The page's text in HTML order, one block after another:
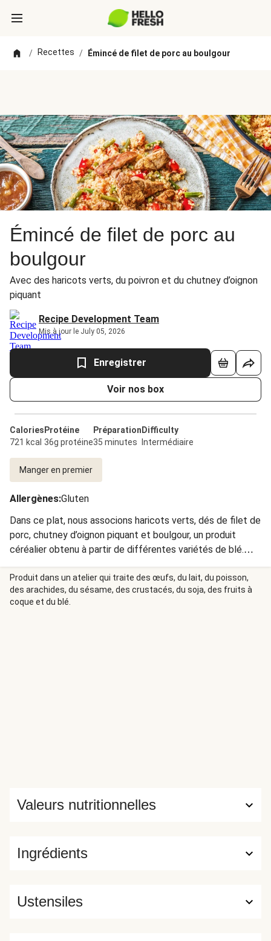
/ Recettes / Émincé de filet de porc au boulgour
Émincé de filet de porc au
boulgour
Avec des haricots verts, du poivron et du chutney d’oignon
piquant
Recipe Development Team
Mis à jour le July 05, 2026
Enregistrer
Voir nos box
Calories
721 kcal
Protéine
36g protéine
Préparation
35 minutes
Difficulty
Intermédiaire
Manger en premier
Allergènes:Gluten
Dans ce plat, nous associons haricots verts, dés de filet de
porc, chutney d’oignon piquant et boulgour, un produit
céréalier obtenu à partir de différentes variétés de blé.
Plein de bons nutriments tels que le fer et le magnésium, il
est aussi très riche en fibres.
Produit dans un atelier qui traite des œufs, du lait, du poisson,
des arachides, du sésame, des crustacés, du soja, des fruits à
coque et du blé.
Ingrédients
Valeurs nutritionnelles
Ustensiles